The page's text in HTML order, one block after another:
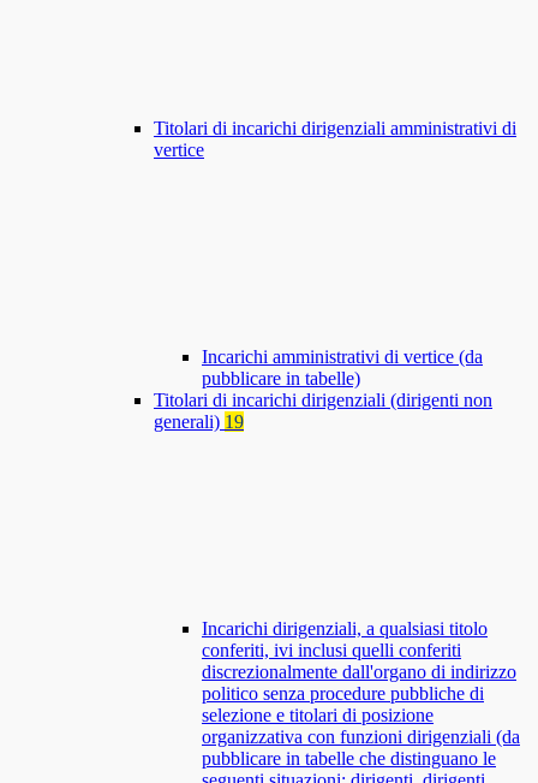
Titolari di incarichi dirigenziali amministrativi di
vertice
Incarichi amministrativi di vertice (da
pubblicare in tabelle)
Titolari di incarichi dirigenziali (dirigenti non
generali) 19
Incarichi dirigenziali, a qualsiasi titolo
conferiti, ivi inclusi quelli conferiti
discrezionalmente dall'organo di indirizzo
politico senza procedure pubbliche di
selezione e titolari di posizione
organizzativa con funzioni dirigenziali (da
pubblicare in tabelle che distinguano le